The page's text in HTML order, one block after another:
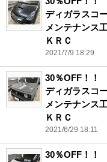
ディガラスコ
メンテナン
ＫＲＣ
2021/7/9 18:29
30％OFF！
ディガラスコ
メンテナン
ＫＲＣ
2021/6/29 18:11
30％OFF！